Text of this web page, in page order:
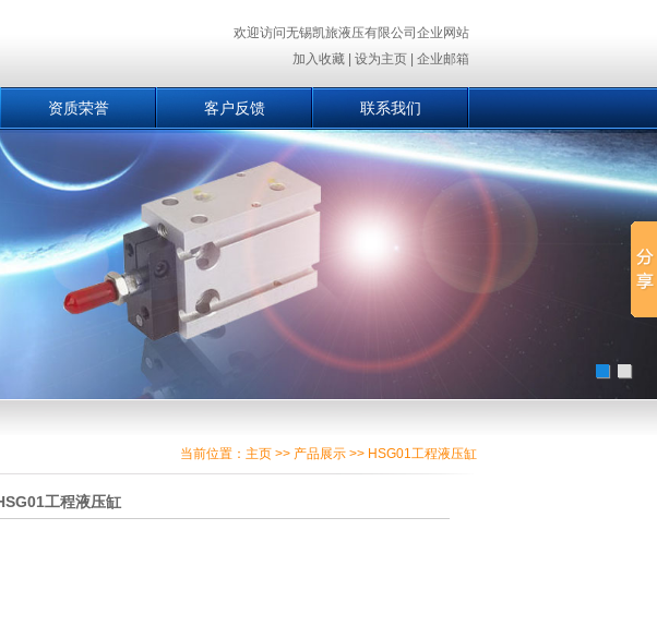
欢迎访问无锡凯旅液压有限公司企业网站
加入收藏
设为主页 企业邮箱
资质荣誉 客户反馈 联系我们
当前位置： 主页 >> 产品展示 >> HSG01工程液压缸
工程液压缸